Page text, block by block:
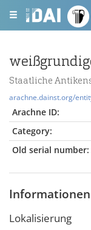
Staatliche
arachne.dainst.org/
Arachne ID:
Category:
Old serial number:
Lokalisierung